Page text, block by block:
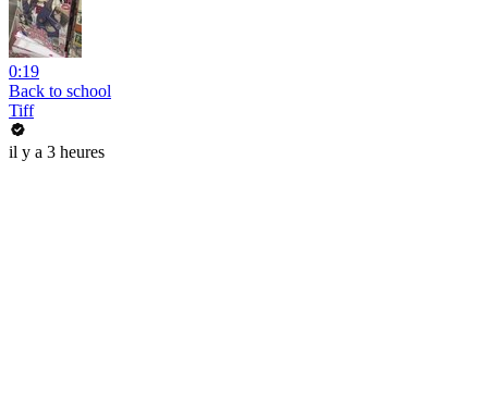
0:19
Back to school
Tiff
il y a 3 heures